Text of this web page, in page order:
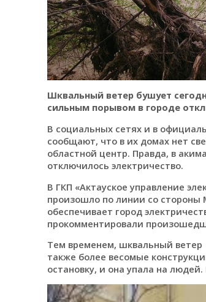
Шквальный ветер бушует
сильным порывом в городе
В социальных сетях и в
сообщают, что в их домах нет
областной центр. Правда, в
отключилось электричество.
В ГКП «Актауское управление
произошло по линии со стороны
обеспечивает город
прокомментировали
Тем временем, шквальный ветер
также более весомые
остановку, и она упала на